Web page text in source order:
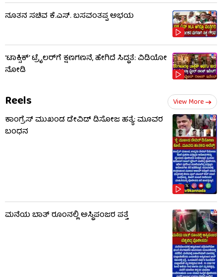
ನೂತನ ಸಚಿವ ಕೆ.ಎಸ್. ಬಸವಂತಪ್ಪ ಅಭಯ
‘ಟಾಕ್ಸಿಕ್’ ಟ್ರೈಲರ್​​ಗೆ ಕ್ಷಣಗಣನೆ, ಹೇಗಿದೆ ಸಿದ್ಧತೆ: ವಿಡಿಯೋ
ನೋಡಿ
Reels View More
ಕಾಂಗ್ರೆಸ್ ಮುಖಂಡ ಡೇವಿಡ್ ಡಿಸೋಜ ಹತ್ಯೆ: ಮೂವರ
ಬಂಧನ
ಮನೆಯ ಬಾತ್ ರೂಂನಲ್ಲಿ ಅಸ್ಥಿಪಂಜರ ಪತ್ತೆ